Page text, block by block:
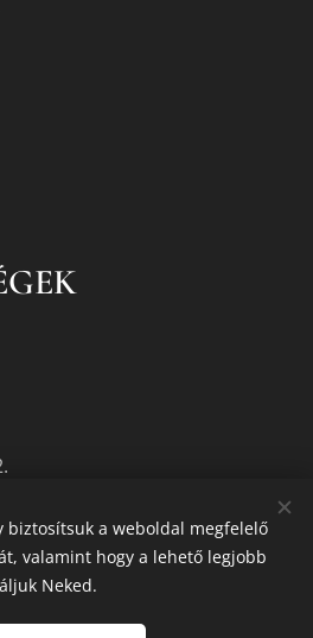
érdeklődjön az üzletben, vagy a
egyikén.
biztosítsuk a weboldal megfelelő
valamint hogy a lehető legjobb
Neked.